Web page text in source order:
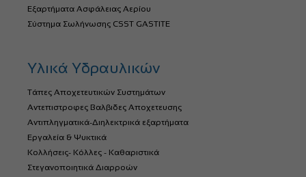
Εξαρτήματα Ασφάλειας Αερίου
Σύστημα Σωλήνωσης CSST GASTITE
Υλικά Υδραυλικών
Τάπες Αποχετευτικών Συστημάτων
Αντεπιστροφες Βαλβιδες Αποχετευσης
Αντιπληγματικά-Διηλεκτρικά εξαρτήματα
Εργαλεία & Ψυκτικά
Κολλήσεις- Κόλλες - Καθαριστικά
Στεγανοποιητικά Διαρροών